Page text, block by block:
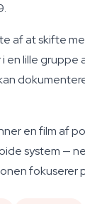
at skifte
lille
en film af
system —
fokuserer